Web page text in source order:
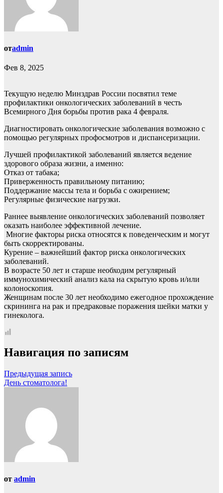
отadmin
Фев 8, 2025
Текущую неделю Минздрав России посвятил теме
профилактики онкологических заболеваний в честь
Всемирного Дня борьбы против рака 4 февраля.
Диагностировать онкологические заболевания возможно с
помощью регулярных профосмотров и диспансеризации.
Лучшей профилактикой заболеваний является ведение
здорового образа жизни, а именно:
Отказ от табака;
Приверженность правильному питанию;
Поддержание массы тела и борьба с ожирением;
Регулярные физические нагрузки.
Раннее выявление онкологических заболеваний позволяет
оказать наиболее эффективной лечение.
Многие факторы риска относятся к поведенческим и могут
быть скорректированы.
Курение – важнейший фактор риска онкологических
заболеваний.
В возрасте 50 лет и старше необходим регулярный
иммунохимический анализ кала на скрытую кровь и/или
колоноскопия.
Женщинам после 30 лет необходимо ежегодное прохождение
скрининга на рак и предраковые поражения шейки матки у
гинеколога.
Навигация по записям
Предыдущая запись
День стоматолога!
от admin